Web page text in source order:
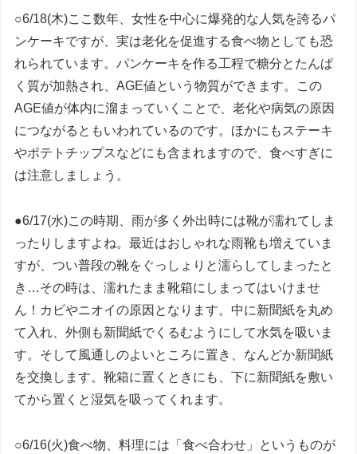
○6/18(木)ここ数年、女性を中心に爆発的な人気を誇るパ
ンケーキですが、実は老化を促進する食べ物としても恐
れられています。パンケーキを作る工程で糖分とたんぱ
く質が加熱され、AGE値という物質ができます。この
AGE値が体内に溜まっていくことで、老化や病気の原因
につながるともいわれているのです。ほかにもステーキ
やポテトチップスなどにも含まれますので、食べすぎに
は注意しましょう。
●6/17(水)この時期、雨が多く外出時には靴が濡れてしま
ったりしますよね。最近はおしゃれな雨靴も増えていま
すが、つい普段の靴をぐっしょりと濡らしてしまったと
き…その時は、濡れたまま靴箱にしまってはいけませ
ん！カビやニオイの原因となります。中に新聞紙を丸め
て入れ、外側も新聞紙でくるむようにして水気を吸いま
す。そして風通しのよいところに置き、なんどか新聞紙
を交換します。靴箱に置くときにも、下に新聞紙を敷い
てから置くと湿気を吸ってくれます。
○6/16(火)食べ物、料理には「食べ合わせ」というものが